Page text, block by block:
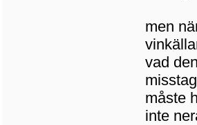
men
vad
måste
inte